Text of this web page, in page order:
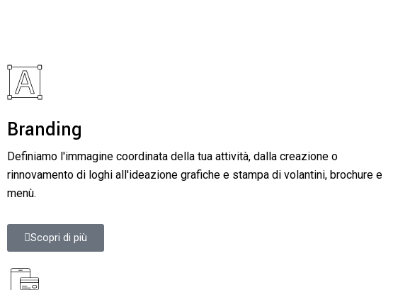
Branding
Definiamo l'immagine coordinata della tua attività, dalla creazione o
rinnovamento di loghi all'ideazione grafiche e stampa di volantini, brochure e
menù.
Scopri di più